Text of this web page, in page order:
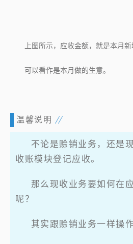
上图所示，应收金额，就是本月新
可以看作是本月做的生意。
温馨说明
不论是赊销业务，还是
收账模块登记应收。
那么现收业务要如何在
呢？
其实跟赊销业务一样操作